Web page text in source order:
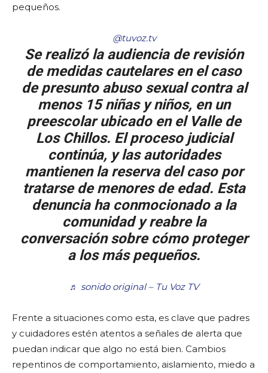
pequeños.
@tuvoz.tv
Se realizó la audiencia de revisión
de medidas cautelares en el caso
de presunto abuso sexual contra al
menos 15 niñas y niños, en un
preescolar ubicado en el Valle de
Los Chillos. El proceso judicial
continúa, y las autoridades
mantienen la reserva del caso por
tratarse de menores de edad. Esta
denuncia ha conmocionado a la
comunidad y reabre la
conversación sobre cómo proteger
a los más pequeños.
♬ sonido original – Tu Voz TV
Frente a situaciones como esta, es clave que padres
y cuidadores estén atentos a señales de alerta que
puedan indicar que algo no está bien. Cambios
repentinos de comportamiento, aislamiento, miedo a